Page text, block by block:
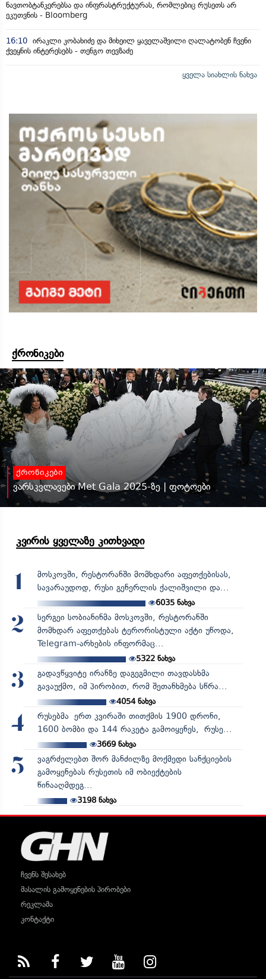
ნავთობტანკერებსა და ინფრასტრუქტურას, რომლებიც რუსეთს არ
ეკუთვნის - Bloomberg
16:10 ირაკლი კობახიძე და მიხეილ ყაველაშვილი ღალატობენ ჩვენი
ქვეყნის ინტერესებს - თენგო თევზაძე
ყველა სიახლის ნახვა
ქრონიკები
ქრონიკები
ვარსკვლავები Met Gala 2025-ზე | ფოტოები
კვირის ყველაზე კითხვადი
1
მოსკოვში, რესტორანში მომხდარი აფეთქებისას,
სავარაუდოდ, რუსი გენერლის ქალიშვილი და...
6035 ნახვა
2
სერგეი სობიანინმა მოსკოვში, რესტორანში
მომხდარ აფეთქებას ტერორისტული აქტი უწოდა,
Telegram-არხების ინფორმაც...
5322ნახვა
3
გადავწყვიტე ირანზე დაგეგმილი თავდასხმა
გავაუქმო, იმ პირობით, რომ შეთანხმება სწრა...
4054ნახვა
4
რუსებმა ერთ კვირაში თითქმის 1900 დრონი,
1600 ბომბი და 144 რაკეტა გამოიყენეს, რუსე...
3669ნახვა
5
ვაგრძელებთ შორ მანძილზე მოქმედი სანქციების
გამოყენებას რუსეთის იმ ობიექტების
წინააღმდეგ...
3198ნახვა
ჩვენს შესახებ
მასალის გამოყენების პირობები
რეკლამა
კონტაქტი